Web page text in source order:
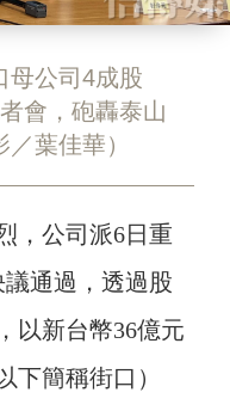
母公司4成股
會，砲轟泰山
葉佳華）
，公司派6日重
通過，透過股
以新台幣36億元
下簡稱街口）